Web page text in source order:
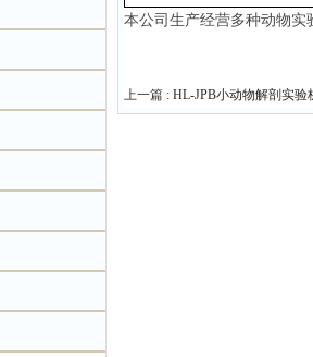
本公司生产经营多种动物
上一篇 : HL-JPB小动物解剖实验